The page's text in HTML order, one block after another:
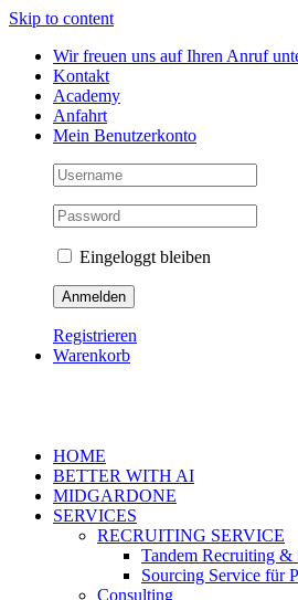
Skip to content
Wir freuen uns auf Ihren Anruf
Kontakt
Academy
Anfahrt
Mein Benutzerkonto
Eingeloggt bleiben
Registrieren
Warenkorb
HOME
BETTER WITH AI
MIDGARDONE
SERVICES
RECRUITING SERVICE
Tandem Recruiting &
Sourcing Service für
Consulting